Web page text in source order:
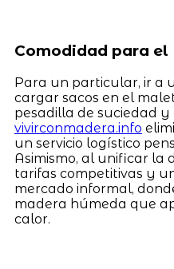
Comodidad para
Para un particular, ir a
cargar sacos en el
pesadilla de suciedad y
vivirconmadera.info
un servicio logístico
Asimismo, al unificar la
tarifas competitivas y
mercado informal,
madera húmeda que
calor.